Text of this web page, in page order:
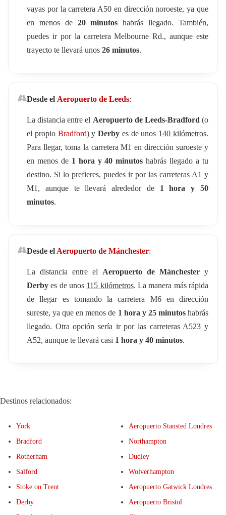
vayas por la carretera A50 en dirección noroeste, ya que
en menos de 20 minutos habrás llegado. También,
puedes ir por la carretera Melbourne Rd., aunque este
trayecto te llevará unos 26 minutos.
Desde el Aeropuerto de Leeds:
La distancia entre el Aeropuerto de Leeds-Bradford (o
el propio Bradford) yDerby es de unos 140 kilómetros.
Para llegar, toma la carretera M1 en dirección suroeste y
en menos de 1 hora y 40 minutos habrás llegado a tu
destino. Si lo prefieres, puedes ir por las carreteras A1 y
M1, aunque te llevará alrededor de 1 hora y 50
minutos.
Desde el Aeropuerto de Mánchester:
La distancia entre el Aeropuerto de Mánchester y
Derby es de unos 115 kilómetros. La manera más rápida
de llegar es tomando la carretera M6 en dirección
sureste, ya que en menos de 1 hora y 25 minutoshabrás
llegado. Otra opción sería ir por las carreteras A523 y
A52, aunque te llevará casi 1 hora y 40 minutos.
Destinos relacionados:
York
Bradford
Rotherham
Salford
Stoke on Trent
Derby
Aeropuerto Stansted Londres
Northampton
Dudley
Wolverhampton
Aeropuerto Gatwick Londres
Aeropuerto Bristol